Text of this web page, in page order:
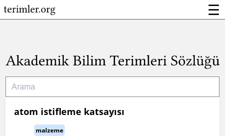
☰
atom istifleme katsayısı
malzeme